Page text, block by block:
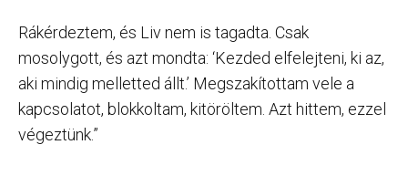
Rákérdeztem, és Liv nem is tagadta. Csak
mosolygott, és azt mondta: ‘Kezded elfelejteni, ki az,
aki mindig melletted állt.’ Megszakítottam vele a
kapcsolatot, blokkoltam, kitöröltem. Azt hittem, ezzel
végeztünk.”